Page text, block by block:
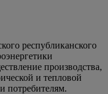
республиканского
производства,
и тепловой
потребителям.